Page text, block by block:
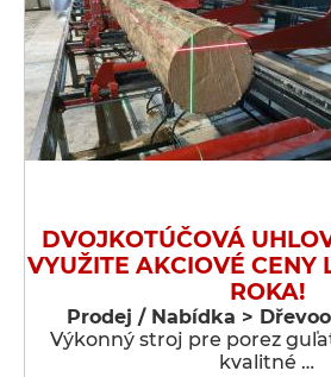
DVOJKOTÚČOVÁ
VYUŽITE AKCIOVÉ CENY
ROKA!
Prodej / Nabídka >
Výkonný stroj pre porez
kvalitné …